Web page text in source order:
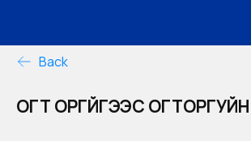
Back
ОГТ ОРГҮЙГЭЭС ОГТОРГУЙН